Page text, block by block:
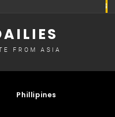
FROM ASIA
Phillipines